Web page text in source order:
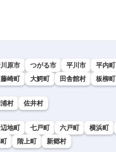
原市 つがる市 平川市 平内町
藤崎町 大鰐町 田舎館村 板柳町
村 佐井村
地町 七戸町 六戸町 横浜町
階上町 新郷村